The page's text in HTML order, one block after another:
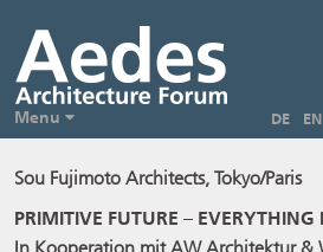
DE EN
Menu
Sou Fujimoto Architects, Tokyo/Paris
PRIMITIVE FUTURE – EVERYTHING